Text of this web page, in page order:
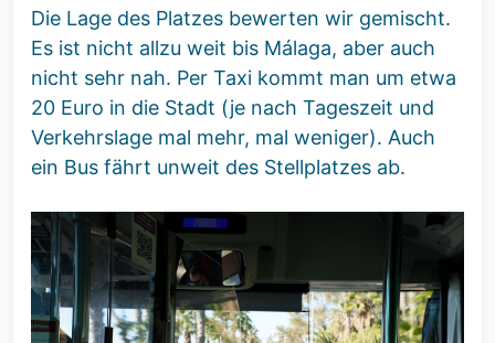
Die Lage des Platzes bewerten wir gemischt.
Es ist nicht allzu weit bis Málaga, aber auch
nicht sehr nah. Per Taxi kommt man um etwa
20 Euro in die Stadt (je nach Tageszeit und
Verkehrslage mal mehr, mal weniger). Auch
ein Bus fährt unweit des Stellplatzes ab.